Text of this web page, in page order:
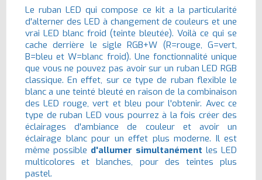
Le ruban LED qui compose ce kit a la particularité
d'alterner des LED à changement de couleurs et une
vrai LED blanc froid (teinte bleutée). Voilà ce qui se
cache derrière le sigle RGB+W (R=rouge, G=vert,
B=bleu et W=blanc froid). Une fonctionnalité unique
que vous ne pouvez pas avoir sur un ruban LED RGB
classique. En effet, sur ce type de ruban flexible le
blanc a une teinté bleuté en raison de la combinaison
des LED rouge, vert et bleu pour l'obtenir. Avec ce
type de ruban LED vous pourrez à la fois créer des
éclairages d'ambiance de couleur et avoir un
éclairage blanc pour un effet plus moderne. Il est
même possible d'allumer simultanément les LED
multicolores et blanches, pour des teintes plus
pastel.